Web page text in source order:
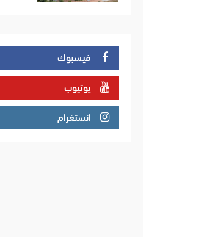
فيسبوك
يوتيوب
انستغرام